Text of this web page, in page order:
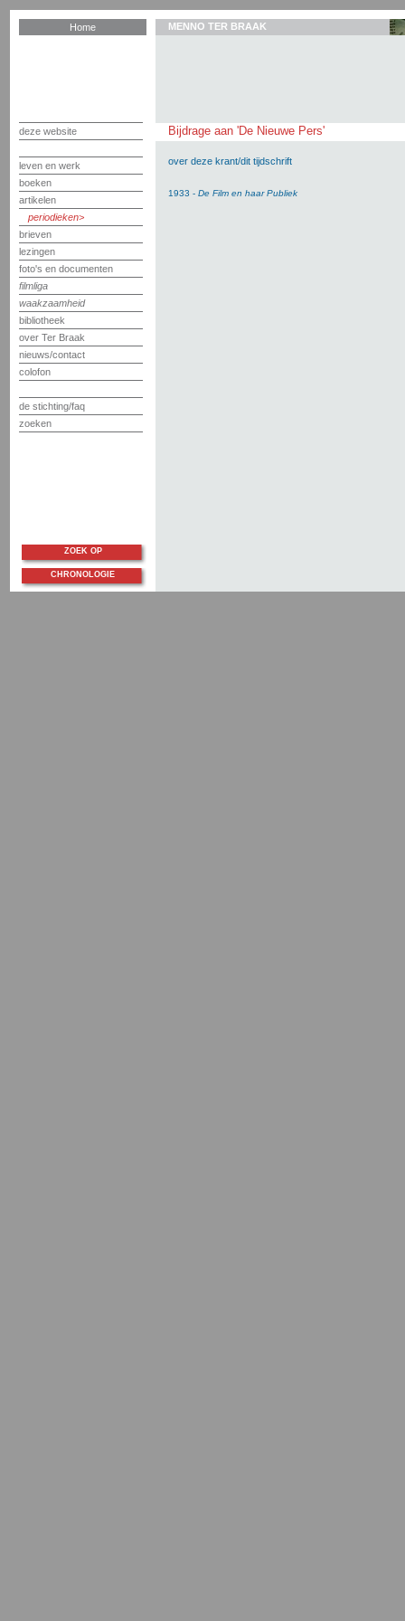
Home
deze website
leven en werk
boeken
artikelen
periodieken
brieven
lezingen
foto's en documenten
filmliga
waakzaamheid
bibliotheek
over Ter Braak
nieuws/contact
colofon
de stichting/faq
zoeken
MENNO TER BRAAK
Bijdrage aan 'De Nieuwe Pers'
over deze krant/dit tijdschrift
1933 - De Film en haar Publiek
ZOEK OP
CHRONOLOGIE